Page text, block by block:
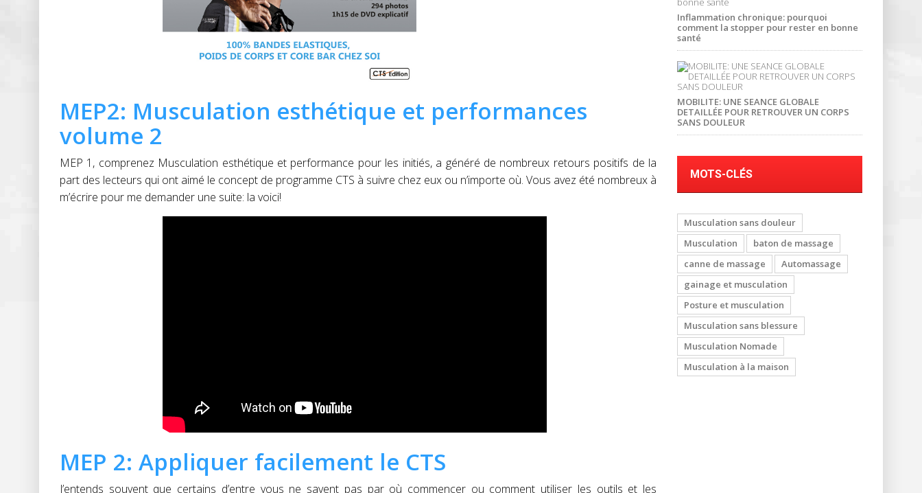
MEP2: Musculation esthétique et performances
volume 2
MEP 1, comprenez Musculation esthétique et performance pour les initiés, a généré de nombreux retours positifs de la
part des lecteurs qui ont aimé le concept de programme CTS à suivre chez eux ou n’importe où. Vous avez été nombreux à
m’écrire pour me demander une suite: la voici!
MEP 2: Appliquer facilement le CTS
J’entends souvent que certains d’entre vous ne savent pas par où commencer ou comment utiliser les outils et les
Inflammation chronique: pourquoi
comment la stopper pour rester en bonne
santé
MOBILITE: UNE SEANCE GLOBALE
DETAILLÉE POUR RETROUVER UN CORPS
SANS DOULEUR
MOTS-CLÉS
Musculation sans douleur
Musculation
baton de massage
canne de massage
Automassage
gainage et musculation
Posture et musculation
Musculation sans blessure
Musculation Nomade
Musculation à la maison